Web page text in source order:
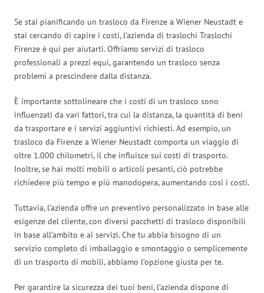
Se stai pianificando un trasloco da Firenze a Wiener Neustadt e
stai cercando di capire i costi, l’azienda di traslochi Traslochi
Firenze è qui per aiutarti. Offriamo servizi di trasloco
professionali a prezzi equi, garantendo un trasloco senza
problemi a prescindere dalla distanza.
È importante sottolineare che i costi di un trasloco sono
influenzati da vari fattori, tra cui la distanza, la quantità di beni
da trasportare e i servizi aggiuntivi richiesti. Ad esempio, un
trasloco da Firenze a Wiener Neustadt comporta un viaggio di
oltre 1.000 chilometri, il che influisce sui costi di trasporto.
Inoltre, se hai molti mobili o articoli pesanti, ciò potrebbe
richiedere più tempo e più manodopera, aumentando così i costi.
Tuttavia, l’azienda offre un preventivo personalizzato in base alle
esigenze del cliente, con diversi pacchetti di trasloco disponibili
in base all’ambito e ai servizi. Che tu abbia bisogno di un
servizio completo di imballaggio e smontaggio o semplicemente
di un trasporto di mobili, abbiamo l’opzione giusta per te.
Per garantire la sicurezza dei tuoi beni, l’azienda dispone di